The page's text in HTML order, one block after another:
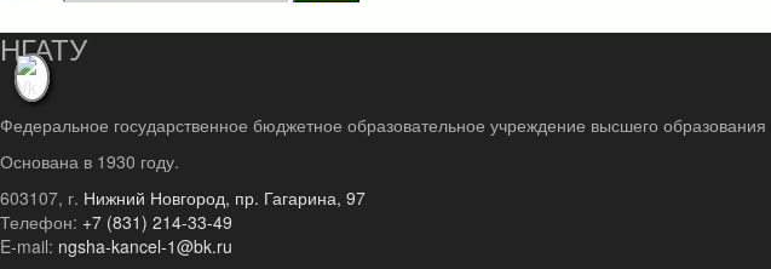
НГАТУ
Федеральное государственное бюджетное образовательное учреждение высшего образования
Основана в 1930 году.
603107, г. Нижний Новгород, пр. Гагарина, 97
Телефон: +7 (831) 214-33-49
E-mail: ngsha-kancel-1@bk.ru